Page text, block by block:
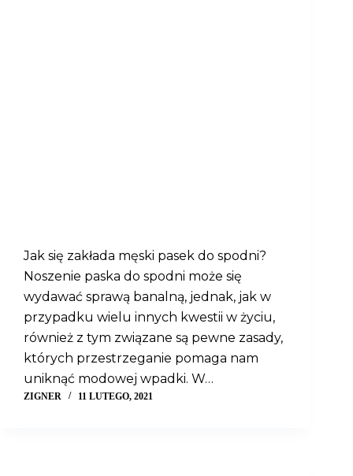
Jak się zakłada męski pasek do spodni?
Noszenie paska do spodni może się
wydawać sprawą banalną, jednak, jak w
przypadku wielu innych kwestii w życiu,
również z tym związane są pewne zasady,
których przestrzeganie pomaga nam
uniknąć modowej wpadki. W…
ZIGNER 11 LUTEGO, 2021